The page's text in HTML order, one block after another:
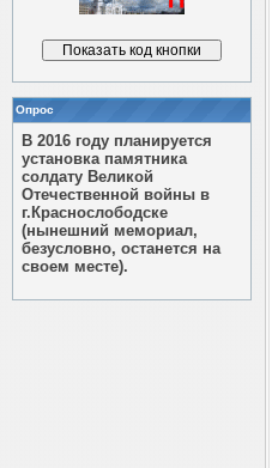
Опрос
В 2016 году планируется
установка памятника
солдату Великой
Отечественной войны в
г.Краснослободске
(нынешний мемориал,
безусловно, останется на
своем месте).